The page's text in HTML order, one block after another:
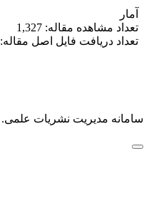
آمار
تعداد مشاهده مقاله: 1,327
تعداد دریافت فایل اصل مقاله: 1,447
سامانه مدیریت نشریات علمی.